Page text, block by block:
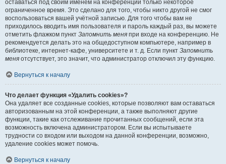
оставаться под своим именем на конференции только некоторое
ограниченное время. Это сделано для того, чтобы никто другой не смог
воспользоваться вашей учётной записью. Для того чтобы вам не
приходилось вводить имя пользователя и пароль каждый раз, вы можете
отметить флажком пункт Запомнить меня при входе на конференцию. Не
рекомендуется делать это на общедоступном компьютере, например в
библиотеке, интернет-кафе, университете и т. д. Если пункт Запомнить
меня отсутствует, это значит, что администратор отключил эту функцию.
Вернуться к началу
Что делает функция «Удалить cookies»?
Она удаляет все созданные cookies, которые позволяют вам оставаться
авторизованным на этой конференции, а также выполняют другие
функции, такие как отслеживание прочитанных сообщений, если эта
возможность включена администратором. Если вы испытываете
трудности со входом или выходом на данной конференции, возможно,
удаление cookies может помочь.
Вернуться к началу